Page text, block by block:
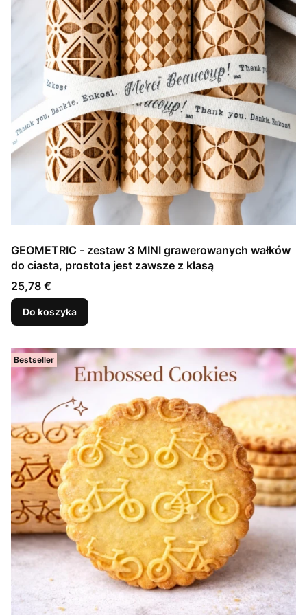
GEOMETRIC - zestaw 3 MINI grawerowanych wałków
do ciasta, prostota jest zawsze z klasą
Cena
25,78 €
Do koszyka
Bestseller